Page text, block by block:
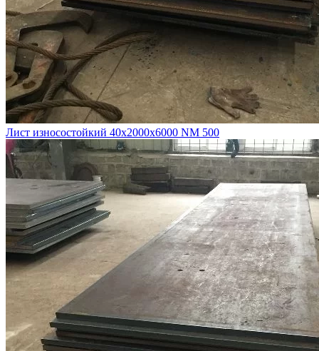
Лист износостойкий 40х2000х6000 NM 500